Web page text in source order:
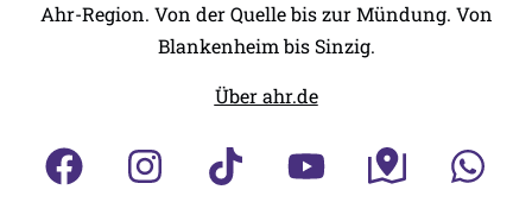
Ahr-Region. Von der Quelle bis zur Mündung. Von
Blankenheim bis Sinzig.
Über ahr.de